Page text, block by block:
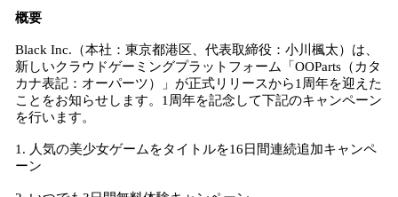
概要
Black Inc.（本社：東京都港区、代表取締役：小川楓太）は、
新しいクラウドゲーミングプラットフォーム「OOParts（カタ
カナ表記：オーパーツ）」が正式リリースから1周年を迎えた
ことをお知らせします。1周年を記念して下記のキャンペーン
を行います。
1. 人気の美少女ゲームをタイトルを16日間連続追加キャンペ
ーン